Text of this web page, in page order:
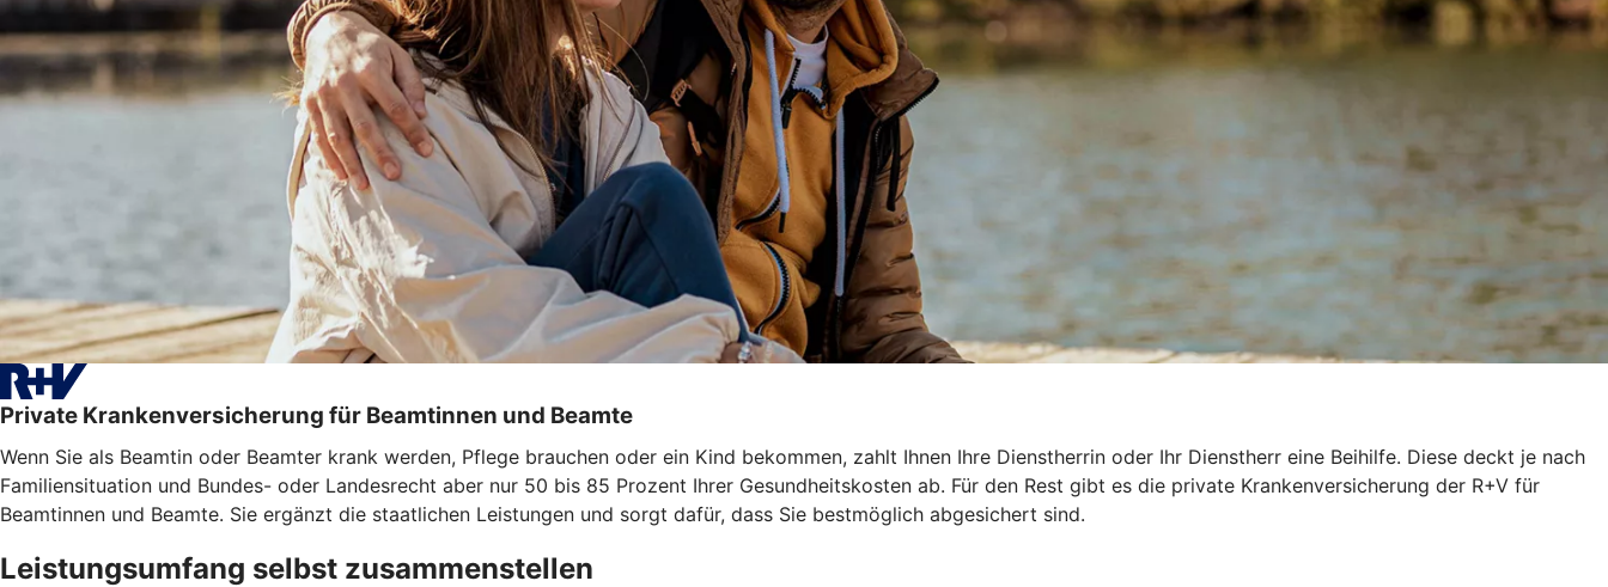
Private Krankenversicherung für Beamtinnen und Beamte
Wenn Sie als Beamtin oder Beamter krank werden, Pflege brauchen oder ein Kind bekommen, zahlt Ihnen Ihre Dienstherrin oder Ihr Dienstherr eine Beihilfe. Diese deckt je nach
Familiensituation und Bundes- oder Landesrecht aber nur 50 bis 85 Prozent Ihrer Gesundheitskosten ab. Für den Rest gibt es die private Krankenversicherung der R+V für
Beamtinnen und Beamte. Sie ergänzt die staatlichen Leistungen und sorgt dafür, dass Sie bestmöglich abgesichert sind.
Leistungsumfang selbst zusammenstellen